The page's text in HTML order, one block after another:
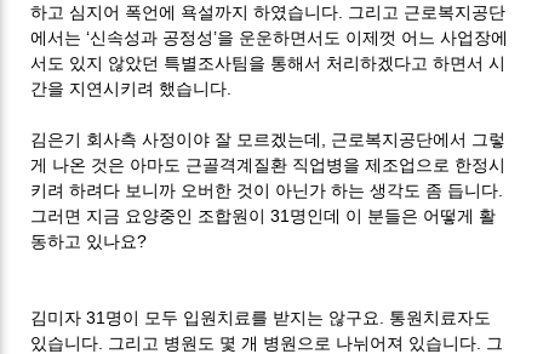
하고 심지어 폭언에 욕설까지 하였습니다. 그리고 근로복지공단
에서는 ‘신속성과 공정성’을 운운하면서도 이제껏 어느 사업장에
서도 있지 않았던 특별조사팀을 통해서 처리하겠다고 하면서 시
간을 지연시키려 했습니다.
김은기 회사측 사정이야 잘 모르겠는데, 근로복지공단에서 그렇
게 나온 것은 아마도 근골격계질환 직업병을 제조업으로 한정시
키려 하려다 보니까 오버한 것이 아닌가 하는 생각도 좀 듭니다.
그러면 지금 요양중인 조합원이 31명인데 이 분들은 어떻게 활
동하고 있나요?
김미자 31명이 모두 입원치료를 받지는 않구요. 통원치료자도
있습니다. 그리고 병원도 몇 개 병원으로 나뉘어져 있습니다. 그